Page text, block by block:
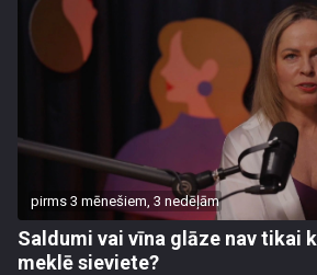
pirms 3 mēnešiem, 3 nedēļām
Saldumi vai vīna glāze nav tikai
meklē sieviete?